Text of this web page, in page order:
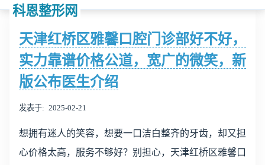
科恩整形网
天津红桥区雅馨口腔门诊部好不好，
实力靠谱价格公道，宽广的微笑，新
版公布医生介绍
发表于 2025-02-21
想拥有迷人的笑容，想要一口洁白整齐的牙齿，却又担
心价格太高，服务不够好？别担心，天津红桥区雅馨口